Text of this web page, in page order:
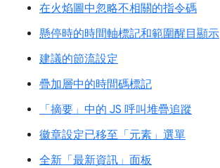
在火焰圖中忽略不相關的指令碼
懸停時的時間軸標記和範圍醒目顯示
建議的節流設定
疊加層中的時間碼標記
「摘要」中的 JS 呼叫堆疊追蹤
徽章設定已移至「元素」選單
全新「最新資訊」面板